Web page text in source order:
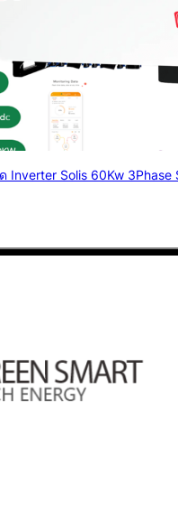
Inverter Solis 60Kw 3Phase